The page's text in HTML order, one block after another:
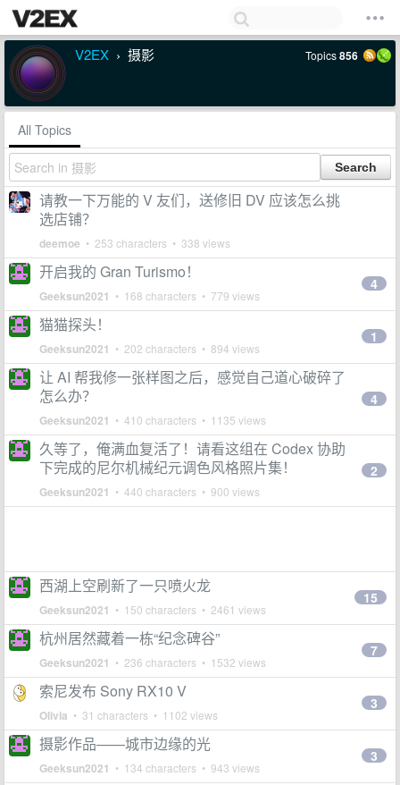
V2EX › 摄影 Topics856
All Topics
请教一下万能的 V 友们，送修旧 DV 应该怎么挑
选店铺？
deemoe • 253 characters • 338 views
开启我的 Gran Turismo！
Geeksun2021 • 168 characters • 779 views
4
猫猫探头！
Geeksun2021 • 202 characters • 894 views
1
让 AI 帮我修一张样图之后，感觉自己道心破碎了
怎么办？
Geeksun2021 • 410 characters • 1135 views
4
久等了，俺满血复活了！请看这组在 Codex 协助
下完成的尼尔机械纪元调色风格照片集！
Geeksun2021 • 440 characters • 900 views
2
西湖上空刷新了一只喷火龙
Geeksun2021 • 150 characters • 2461 views
15
杭州居然藏着一栋“纪念碑谷”
Geeksun2021 • 236 characters • 1532 views
7
索尼发布 Sony RX10 V
Olivia • 31 characters • 1102 views
3
摄影作品——城市边缘的光
Geeksun2021 • 134 characters • 943 views
3